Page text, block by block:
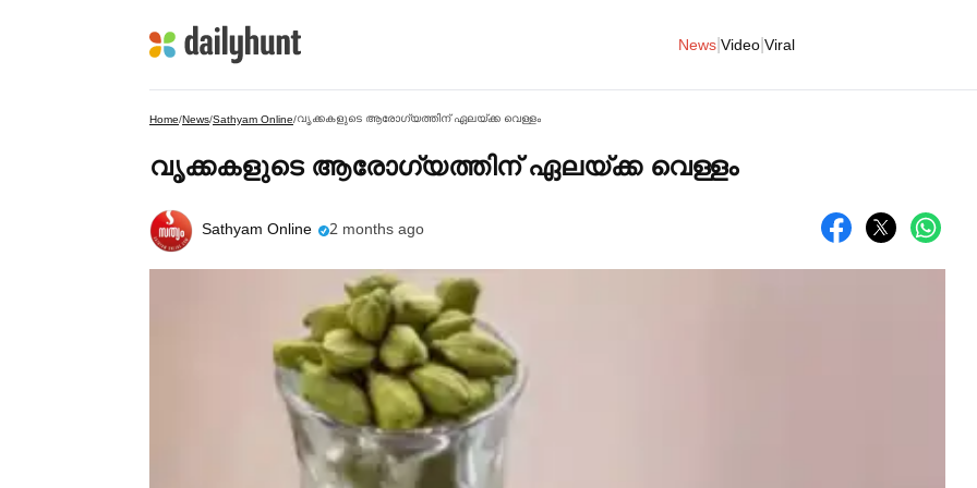
News Video Viral
Home/News/Sathyam Online/വൃക്കകളുടെ ആരോഗ്യത്തിന് ഏലയ്ക്ക വെള്ളം
വൃക്കകളുടെ ആരോഗ്യത്തിന് ഏലയ്ക്ക വെള്ളം
Sathyam Online 2 months ago